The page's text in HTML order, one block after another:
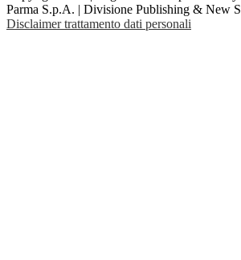
Parma S.p.A. | Divisione Publishing & New
Disclaimer trattamento dati personali